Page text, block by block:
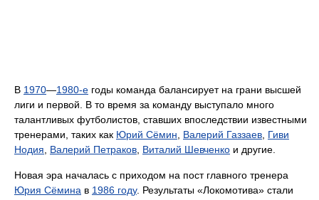
В 1970—1980-е годы команда балансирует на грани высшей
лиги и первой. В то время за команду выступало много
талантливых футболистов, ставших впоследствии известными
тренерами, таких как Юрий Сёмин, Валерий Газзаев, Гиви
Нодия, Валерий Петраков, Виталий Шевченко и другие.
Новая эра началась с приходом на пост главного тренера
Юрия Сёмина в 1986 году. Результаты «Локомотива» стали